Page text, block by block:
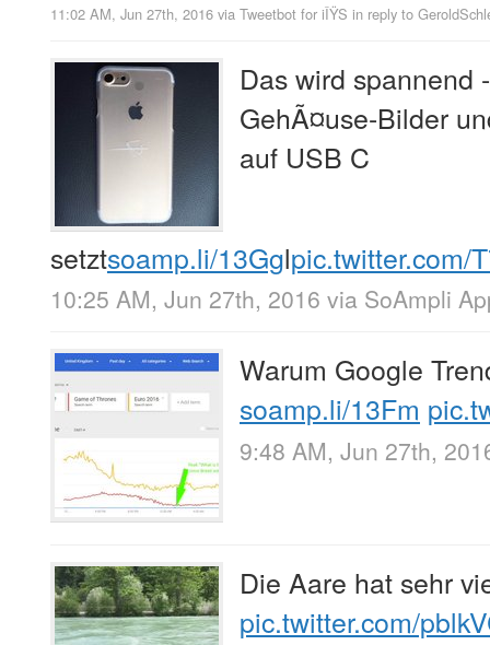
11:02 AM, Jun 27th, 2016 via Tweetbot for iÎŸS in reply to
Das wird spannend
GehÃ¤use-Bilder
auf USB C
setztsoamp.li/13Gglpic.twitter.com/
10:25 AM, Jun 27th, 2016 via SoAmpli
Warum Google
soamp.li/13Fm
9:48 AM, Jun 27th,
Die Aare hat sehr
pic.twitter.com/